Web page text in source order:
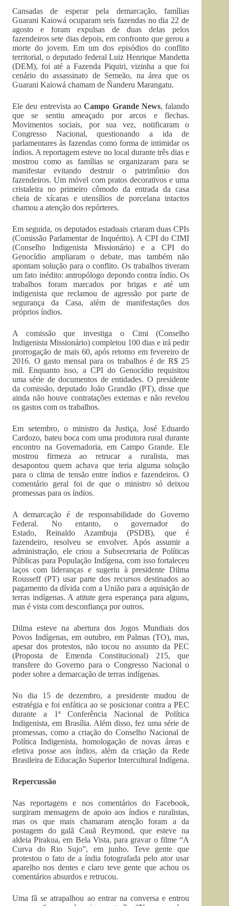
Cansadas de esperar pela demarcação, famílias
Guarani Kaiowá ocuparam seis fazendas no dia 22 de
agosto e foram expulsas de duas delas pelos
fazendeiros sete dias depois, em confronto que gerou a
morte do jovem. Em um dos episódios do conflito
territorial, o deputado federal Luiz Henrique Mandetta
(DEM), foi até a Fazenda Piquiri, vizinha a que foi
cenário do assassinato de Semeão, na área que os
Guarani Kaiowá chamam de Ñanderu Marangatu.
Ele deu entrevista aoCampo Grande News, falando
que se sentiu ameaçado por arcos e flechas.
Movimentos sociais, por sua vez, notificaram o
Congresso Nacional, questionando a ida de
parlamentares às fazendas como forma de intimidar os
índios. A reportagem esteve no local durante três dias e
mostrou como as famílias se organizaram para se
manifestar evitando destruir o patrimônio dos
fazendeiros. Um móvel com pratos decorativos e uma
cristaleira no primeiro cômodo da entrada da casa
cheia de xícaras e utensílios de porcelana intactos
chamou a atenção dos repórteres.
Em seguida, os deputados estaduais criaram duas CPIs
(Comissão Parlamentar de Inquérito). A CPI do CIMI
(Conselho Indigenista Missionário) e a CPI do
Genocídio ampliaram o debate, mas também não
apontam solução para o conflito. Os trabalhos tiveram
um fato inédito: antropólogo depondo contra índio. Os
trabalhos foram marcados por brigas e até um
indigenista que reclamou de agressão por parte de
segurança da Casa, além de manifestações dos
próprios índios.
A comissão que investiga o Cimi (Conselho
Indigenista Missionário) completou 100 dias e irá pedir
prorrogação de mais 60, após retorno em fevereiro de
2016. O gasto mensal para os trabalhos é de R$ 25
mil. Enquanto isso, a CPI do Genocídio requisitou
uma série de documentos de entidades. O presidente
da comissão, deputado João Grandão (PT), disse que
ainda não houve contratações externas e não revelou
os gastos com os trabalhos.
Em setembro, o ministro da Justiça, José Eduardo
Cardozo, bateu boca com uma produtora rural durante
encontro na Governadoria, em Campo Grande. Ele
mostrou firmeza ao retrucar a ruralista, mas
desapontou quem achava que teria alguma solução
para o clima de tensão entre índios e fazendeiros. O
comentário geral foi de que o ministro só deixou
promessas para os índios.
A demarcação é de responsabilidade do Governo
Federal. No entanto, o governador do
Estado, Reinaldo Azambuja (PSDB), que é
fazendeiro, resolveu se envolver. Após assumir a
administração, ele criou a Subsecretaria de Políticas
Públicas para População Indígena, com isso fortaleceu
laços com lideranças e sugeriu à presidente Dilma
Rousseff (PT) usar parte dos recursos destinados ao
pagamento da dívida com a União para a aquisição de
terras indígenas. A atitute gera esperança para alguns,
mas é vista com desconfiança por outros.
Dilma esteve na abertura dos Jogos Mundiais dos
Povos Indígenas, em outubro, em Palmas (TO), mas,
apesar dos protestos, não tocou no assunto da PEC
(Proposta de Emenda Constitucional) 215, que
transfere do Governo para o Congresso Nacional o
poder sobre a demarcação de terras indígenas.
No dia 15 de dezembro, a presidente mudou de
estratégia e foi enfática ao se posicionar contra a PEC
durante a 1ª Conferência Nacional de Política
Indigenista, em Brasília. Além disso, fez uma série de
promessas, como a criação do Conselho Nacional de
Política Indigenista, homologação de novas áreas e
efetiva posse aos índios, além da criação da Rede
Brasileira de Educação Superior Intercultural Indígena.
Repercussão
Nas reportagens e nos comentários do Facebook,
surgiram mensagens de apoio aos índios e ruralistas,
mas os que mais chamaram atenção foram a da
postagem do galã Cauã Reymond, que esteve na
aldeia Pirakua, em Bela Vista, para gravar o filme “A
Curva do Rio Sujo”, em junho. Teve gente que
protestou o fato de a índia fotografada pelo ator usar
aparelho nos dentes e claro teve gente que achou os
comentários absurdos e retrucou.
Uma fã se atrapalhou ao entrar na conversa e entrou